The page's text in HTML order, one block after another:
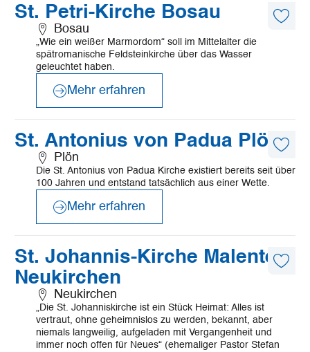
St. Petri-Kirche Bosau
Bosau
„Wie ein weißer Marmordom“ soll im Mittelalter die
spätromanische Feldsteinkirche über das Wasser
geleuchtet haben.
Mehr
erfahren
Mehr erfahren
St. Antonius von Padua Plön
Plön
Die St. Antonius von Padua Kirche existiert bereits seit über
100 Jahren und entstand tatsächlich aus einer Wette.
Mehr
erfahren
Mehr erfahren
St. Johannis-Kirche Malente-
Neukirchen
Neukirchen
„Die St. Johanniskirche ist ein Stück Heimat: Alles ist
vertraut, ohne geheimnislos zu werden, bekannt, aber
niemals langweilig, aufgeladen mit Vergangenheit und
immer noch offen für Neues“ (ehemaliger Pastor Stefan
Mehr
erfahren